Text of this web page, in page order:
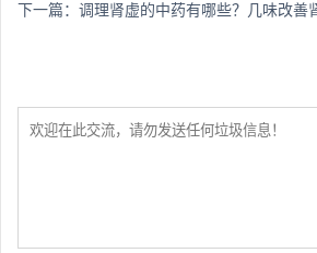
下一篇： 调理肾虚的中药有哪些？几味改善